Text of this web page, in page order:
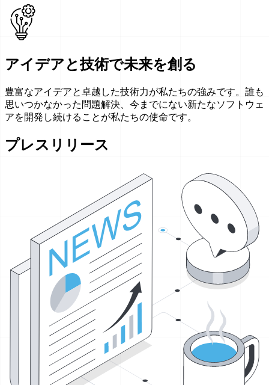
アイデアと技術で未来を創る
豊富なアイデアと卓越した技術力が私たちの強みです。誰も
思いつかなかった問題解決、今までにない新たなソフトウェ
アを開発し続けることが私たちの使命です。
プレスリリース